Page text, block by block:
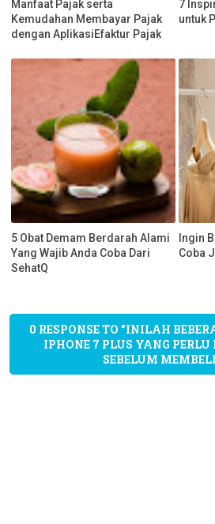
Manfaat Pajak serta
Kemudahan Membayar Pajak
dengan AplikasiEfaktur Pajak
7
untuk
5 Obat Demam Berdarah Alami
Yang Wajib Anda Coba Dari
SehatQ
Ingin
Coba
0 RESPONSE TO "INILAH
IPHONE 7 PLUS YANG
SEBELUM